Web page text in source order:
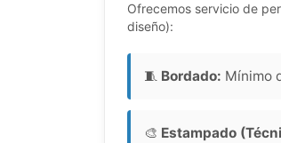
Ofrecemos servicio de
diseño):
🧵 Bordado: Mínimo
🎨 Estampado